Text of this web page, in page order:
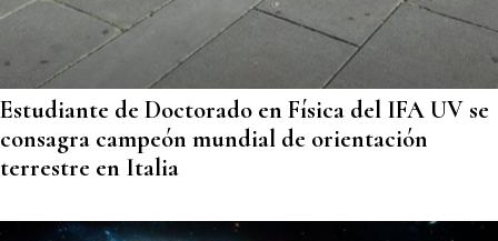
Estudiante de Doctorado en Física del IFA UV se
consagra campeón mundial de orientación
terrestre en Italia